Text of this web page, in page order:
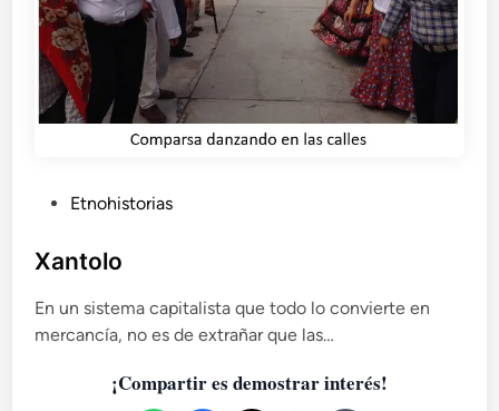
b
i
c
Etnohistorias
Xantolo
En un sistema capitalista que todo lo convierte en
mercancía, no es de extrañar que las…
¡Compartir es demostrar interés!